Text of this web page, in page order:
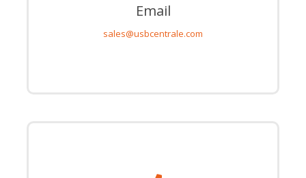
Email
sales@usbcentrale.com